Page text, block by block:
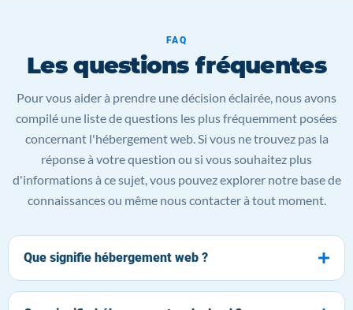
FAQ
Les questions fréquentes
Pour vous aider à prendre une décision éclairée, nous avons
compilé une liste de questions les plus fréquemment posées
concernant l'hébergement web. Si vous ne trouvez pas la
réponse à votre question ou si vous souhaitez plus
d'informations à ce sujet, vous pouvez explorer notre base de
connaissances ou même nous contacter à tout moment.
Que signifie hébergement web ?